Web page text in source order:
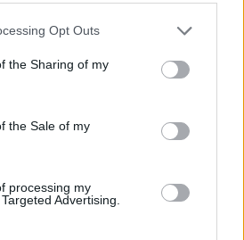
app uses one or more Google
usage behaviour. You may click to
Google and its third-party tags to
specified purposes in below Google
Opt Outs
the Sharing of my
the Sale of my
processing my
Advertising.
le pubblicità nazionali?
soli € 1,10 al mese